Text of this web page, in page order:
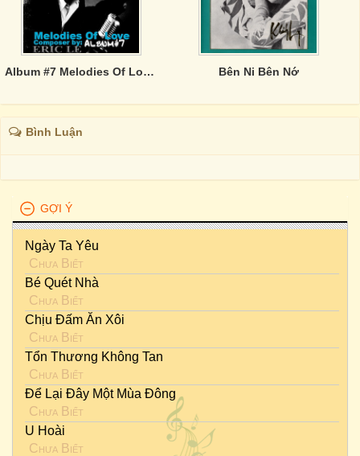
Album #7 Melodies Of Love (music by: Eric Lê Phúc) Bên Ni Bên Nớ
Bình Luận
GỢI Ý
Ngày Ta Yêu
Chưa Biết
Bé Quét Nhà
Chưa Biết
Chịu Đấm Ăn Xôi
Chưa Biết
Tổn Thương Không Tan
Chưa Biết
Để Lại Đây Một Mùa Đông
Chưa Biết
U Hoài
Chưa Biết